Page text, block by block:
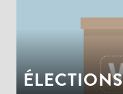
LA VILLE